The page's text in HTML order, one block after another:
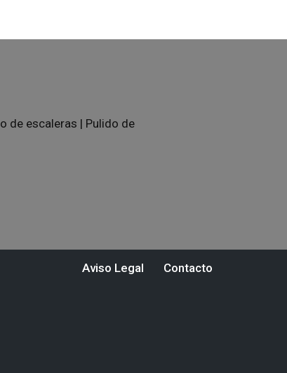
de escaleras | Pulido de
Aviso Legal Contacto